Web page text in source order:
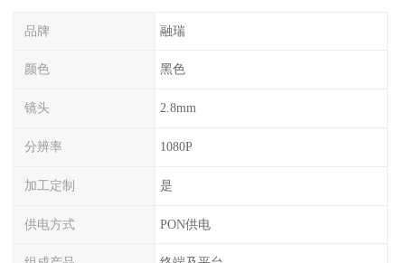
品牌 融瑞
颜色 黑色
镜头 2.8mm
分辨率 1080P
加工定制 是
供电方式 PON供电